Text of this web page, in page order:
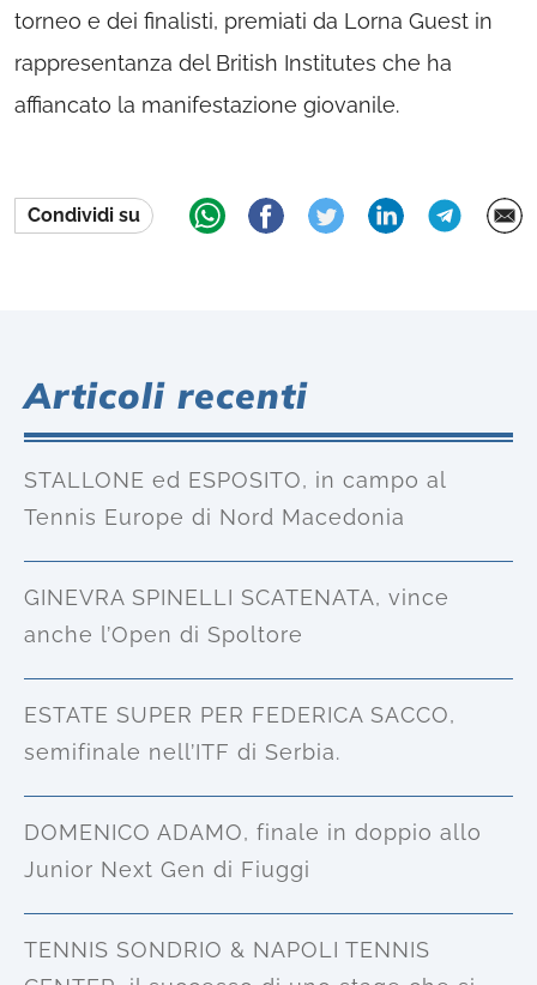
torneo e dei finalisti, premiati da Lorna Guest in
rappresentanza del British Institutes che ha
affiancato la manifestazione giovanile.
Condividi su
Articoli recenti
STALLONE ed ESPOSITO, in campo al
Tennis Europe di Nord Macedonia
GINEVRA SPINELLI SCATENATA, vince
anche l’Open di Spoltore
ESTATE SUPER PER FEDERICA SACCO,
semifinale nell’ITF di Serbia.
DOMENICO ADAMO, finale in doppio allo
Junior Next Gen di Fiuggi
TENNIS SONDRIO & NAPOLI TENNIS